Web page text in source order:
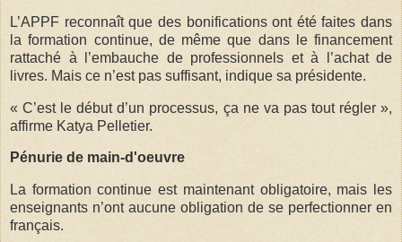
L’APPF recon­naît que des boni­fi­ca­tions ont été faites dans
la for­ma­tion conti­nue, de même que dans le finan­ce­ment
rat­ta­ché à l’embauche de pro­fes­sion­nels et à l’achat de
livres. Mais ce n’est pas suf­fi­sant, indique sa pré­si­dente.
« C’est le début d’un pro­ces­sus, ça ne va pas tout régler »,
affirme Katya Pel­le­tier.
Pénurie de main-d'oeuvre
La for­ma­tion conti­nue est main­te­nant obli­ga­toire, mais les
ensei­gnants n’ont aucune obli­ga­tion de se per­fec­tion­ner en
français.